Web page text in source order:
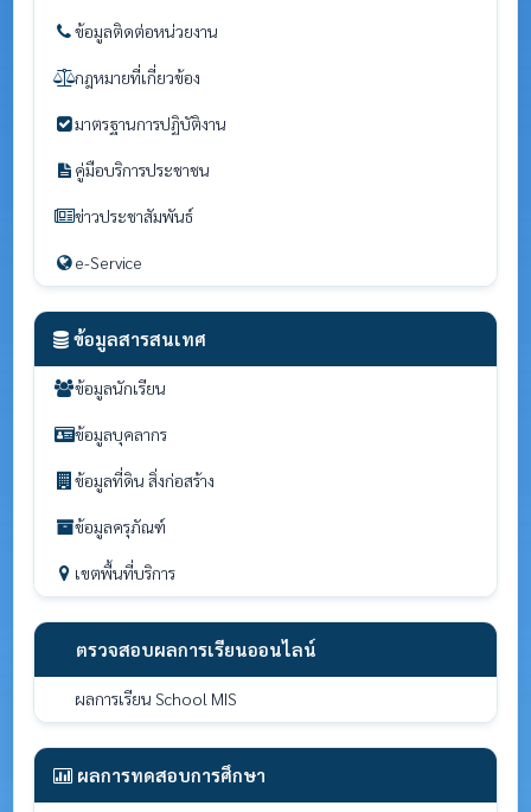
ข้อมูลติดต่อหน่วยงาน
กฎหมายที่เกี่ยวข้อง
มาตรฐานการปฏิบัติงาน
คู่มือบริการประชาชน
ข่าวประชาสัมพันธ์
e-Service
ข้อมูลสารสนเทศ
ข้อมูลนักเรียน
ข้อมูลบุคลากร
ข้อมูลที่ดิน สิ่งก่อสร้าง
ข้อมูลครุภัณฑ์
เขตพื้นที่บริการ
ตรวจสอบผลการเรียนออนไลน์
ผลการเรียน School MIS
ผลการทดสอบการศึกษา